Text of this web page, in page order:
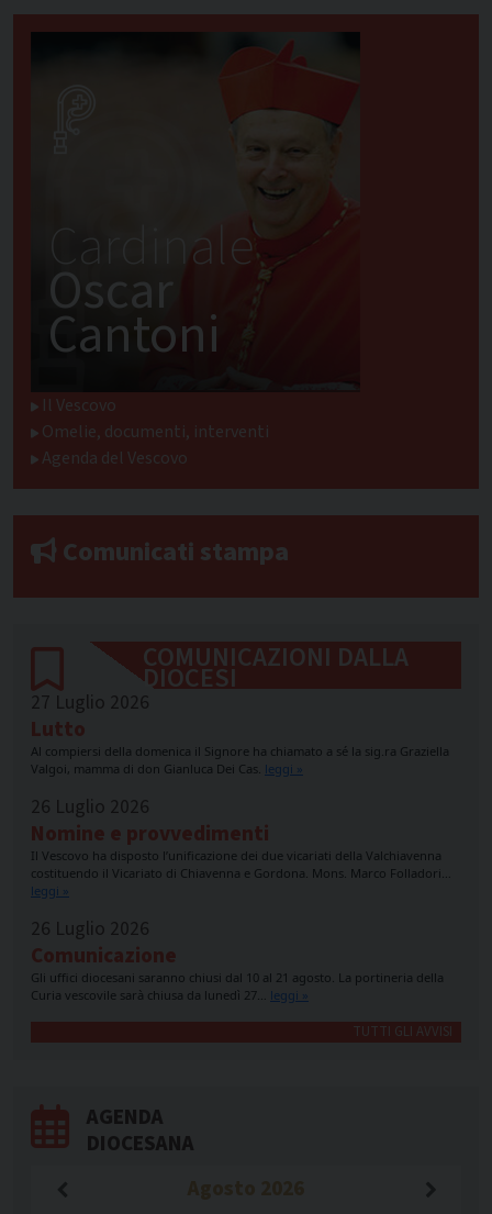
Cardinale
Oscar
Cantoni
Il Vescovo
Omelie, documenti, interventi
Agenda del Vescovo
Comunicati stampa
COMUNICAZIONI DALLA
DIOCESI
27 Luglio 2026
Lutto
Al compiersi della domenica il Signore ha chiamato a sé la sig.ra Graziella
Valgoi, mamma di don Gianluca Dei Cas. leggi »
26 Luglio 2026
Nomine e provvedimenti
Il Vescovo ha disposto l’unificazione dei due vicariati della Valchiavenna
costituendo il Vicariato di Chiavenna e Gordona. Mons. Marco Folladori…
leggi »
26 Luglio 2026
Comunicazione
Gli uffici diocesani saranno chiusi dal 10 al 21 agosto. La portineria della
Curia vescovile sarà chiusa da lunedì 27… leggi »
TUTTI GLI AVVISI
AGENDA
DIOCESANA